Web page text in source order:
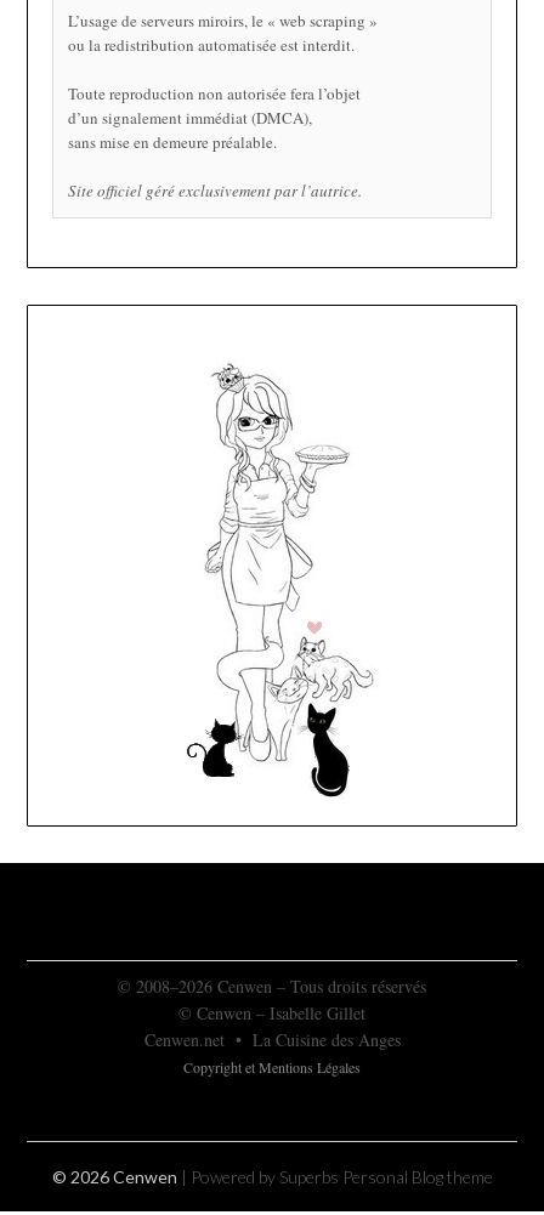
L’usage de serveurs miroirs, le « web scraping »
ou la redistribution automatisée est interdit.
Toute reproduction non autorisée fera l’objet
d’un signalement immédiat (DMCA),
sans mise en demeure préalable.
Site officiel géré exclusivement par l’autrice.
© 2008–2026 Cenwen – Tous droits réservés
© Cenwen – Isabelle Gillet
Cenwen.net • La Cuisine des Anges
Copyright et Mentions Légales
© 2026 Cenwen | Powered by Superbs Personal Blog theme